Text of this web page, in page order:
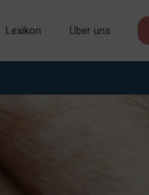
Lexikon Über uns